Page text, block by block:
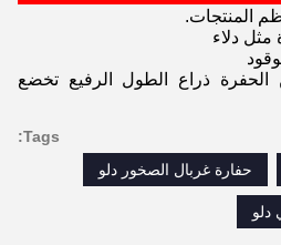
المنتجات.
دلاء
الحفرة ذراع الطول الرفيع تخضع
Tags:
حفارة غربال الصخور دلو
دلو